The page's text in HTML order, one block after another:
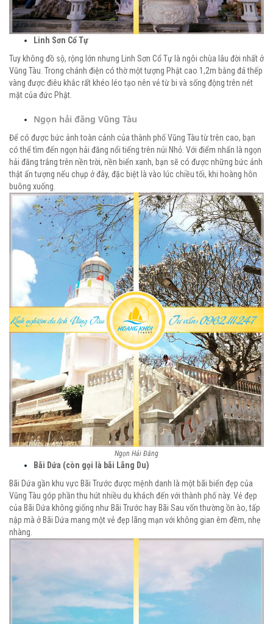
Linh Sơn Cổ Tự
Tuy không đồ sộ, rộng lớn nhưng Linh Sơn Cổ Tự là ngôi chùa lâu đời nhất ở
Vũng Tàu. Trong chánh điện có thờ một tượng Phật cao 1,2m bằng đá thếp
vàng được điêu khắc rất khéo léo tạo nên vẻ từ bi và sống động trên nét
mặt của đức Phật.
Ngọn hải đăng Vũng Tàu
Để có được bức ảnh toàn cảnh của thành phố Vũng Tàu từ trên cao, bạn
có thể tìm đến ngọn hải đăng nổi tiếng trên núi Nhỏ. Với điểm nhấn là ngọn
hải đăng trắng trên nền trời, nền biển xanh, bạn sẽ có được những bức ảnh
thật ấn tượng nếu chụp ở đây, đặc biệt là vào lúc chiều tối, khi hoàng hôn
buông xuống.
Ngọn Hải Đăng
Bãi Dứa (còn gọi là bãi Lãng Du)
Bãi Dứa gần khu vực Bãi Trước được mệnh danh là một bãi biển đẹp của
Vũng Tàu góp phần thu hút nhiều du khách đến với thành phố này. Vẻ đẹp
của Bãi Dứa không giống như Bãi Trước hay Bãi Sau vốn thường ồn ào, tấp
nập mà ở Bãi Dứa mang một vẻ đẹp lãng mạn với không gian êm đềm, nhẹ
nhàng.